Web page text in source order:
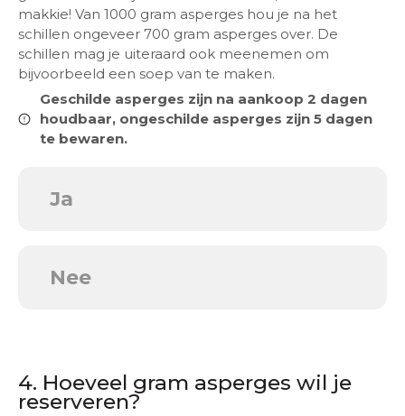
makkie! Van 1000 gram asperges hou je na het
schillen ongeveer 700 gram asperges over. De
schillen mag je uiteraard ook meenemen om
bijvoorbeeld een soep van te maken.
Geschilde asperges zijn na aankoop 2 dagen
houdbaar, ongeschilde asperges zijn 5 dagen
te bewaren.
Ja
Nee
4. Hoeveel gram asperges wil je
reserveren?